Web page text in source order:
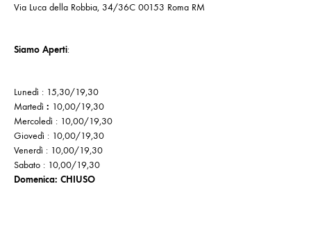
Via Luca della Robbia, 34/36C 00153 Roma RM
Siamo Aperti:
Lunedì : 15,30/19,30
Martedì : 10,00/19,30
Mercoledì : 10,00/19,30
Giovedì : 10,00/19,30
Venerdì : 10,00/19,30
Sabato : 10,00/19,30
Domenica: CHIUSO